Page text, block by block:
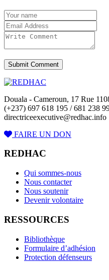
Submit Comment
Douala - Cameroun, 17 Rue
(+237) 697 618 195 / 681 238
directriceexecutive@redhac.info
FAIRE UN DON
REDHAC
Qui sommes-nous
Nous contacter
Nous soutenir
Devenir volontaire
RESSOURCES
Bibliothèque
Formulaire d’adhésion
Protection défenseurs